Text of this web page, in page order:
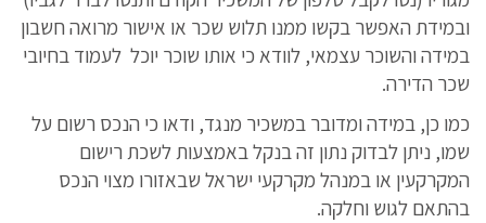
ובמידת האפשר בקשו ממנו תלוש שכר או אישור מרואה חשבון
במידה והשוכר עצמאי, לוודא כי אותו שוכר יוכל לעמוד בחיובי
שכר הדירה.
כמו כן, במידה ומדובר במשכיר מנגד, ודאו כי הנכס רשום על
שמו, ניתן לבדוק נתון זה בנקל באמצעות לשכת רישום
המקרקעין או במנהל מקרקעי ישראל שבאזורו מצוי הנכס
בהתאם לגוש וחלקה.